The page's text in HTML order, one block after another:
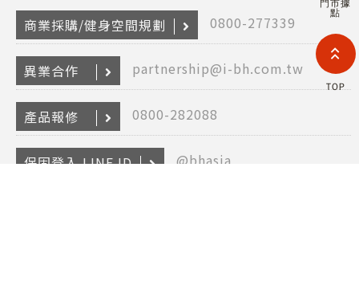
門市據
點
TOP
商業採購/健身空間規劃 0800-277339
異業合作 partnership@i-bh.com.tw
產品報修 0800-282088
保固登入 LINE ID @bhasia